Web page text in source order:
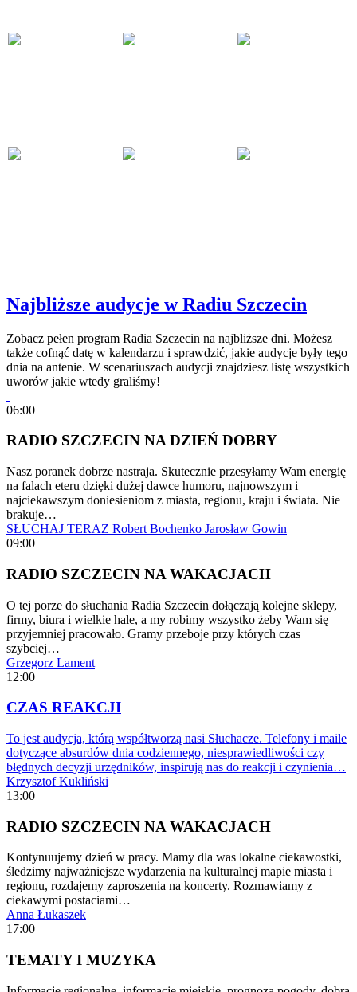
Najbliższe audycje w Radiu Szczecin
Zobacz pełen program Radia Szczecin na najbliższe dni. Możesz
także cofnąć datę w kalendarzu i sprawdzić, jakie audycje były tego
dnia na antenie. W scenariuszach audycji znajdziesz listę wszystkich
uworów jakie wtedy graliśmy!
06:00
RADIO SZCZECIN NA DZIEŃ DOBRY
Nasz poranek dobrze nastraja. Skutecznie przesyłamy Wam energię
na falach eteru dzięki dużej dawce humoru, najnowszym i
najciekawszym doniesieniom z miasta, regionu, kraju i świata. Nie
brakuje…
SŁUCHAJ TERAZ Robert Bochenko Jarosław Gowin
09:00
RADIO SZCZECIN NA WAKACJACH
O tej porze do słuchania Radia Szczecin dołączają kolejne sklepy,
firmy, biura i wielkie hale, a my robimy wszystko żeby Wam się
przyjemniej pracowało. Gramy przeboje przy których czas
szybciej…
Grzegorz Lament
12:00
CZAS REAKCJI
To jest audycja, którą współtworzą nasi Słuchacze. Telefony i maile
dotyczące absurdów dnia codziennego, niesprawiedliwości czy
błędnych decyzji urzędników, inspirują nas do reakcji i czynienia…
Krzysztof Kukliński
13:00
RADIO SZCZECIN NA WAKACJACH
Kontynuujemy dzień w pracy. Mamy dla was lokalne ciekawostki,
śledzimy najważniejsze wydarzenia na kulturalnej mapie miasta i
regionu, rozdajemy zaproszenia na koncerty. Rozmawiamy z
ciekawymi postaciami…
Anna Łukaszek
17:00
TEMATY I MUZYKA